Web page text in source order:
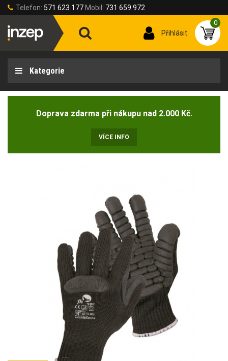
Telefon: 571 623 177 Mobil: 731 659 972
Přihlásit
0
Kategorie
Doprava zdarma při nákupu nad 2.000 Kč.
VÍCE INFO